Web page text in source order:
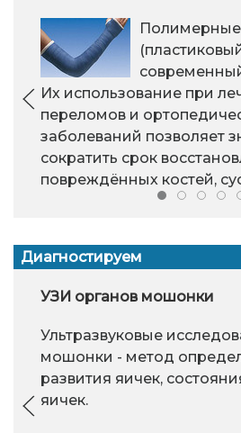
Их использование при
переломов и
заболеваний позволяет
сократить срок
повреждённых костей,
Диагностируем
УЗИ органов мошонки
Ультразвуковые
мошонки - метод
развития яичек,
яичек.